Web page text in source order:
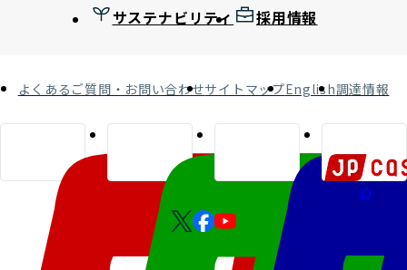
サステナビリティ 採用情報
よくあるご質問・お問い合わせサイトマップEnglish調達情報